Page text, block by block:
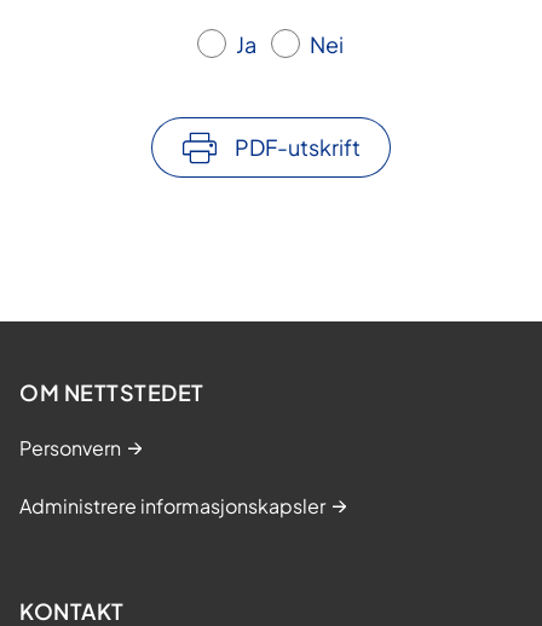
Ja Nei
PDF-utskrift
OM NETTSTEDET
Personvern
Administrere informasjonskapsler
KONTAKT